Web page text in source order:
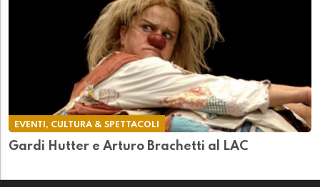
EVENTI, CULTURA & SPETTACOLI
Gardi Hutter e Arturo Brachetti al LAC